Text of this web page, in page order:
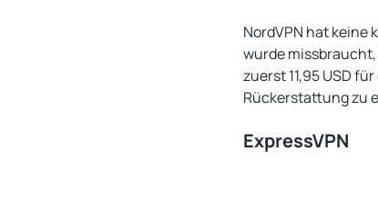
NordVPN hat keine
wurde missbraucht,
zuerst 11,95 USD
Rückerstattung zu
ExpressVPN